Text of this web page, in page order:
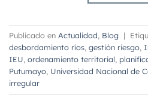
Publicado en Actualidad, Blog |
desbordamiento ríos, gestión riesgo,
IEU, ordenamiento territorial,
Putumayo, Universidad Nacional de
irregular